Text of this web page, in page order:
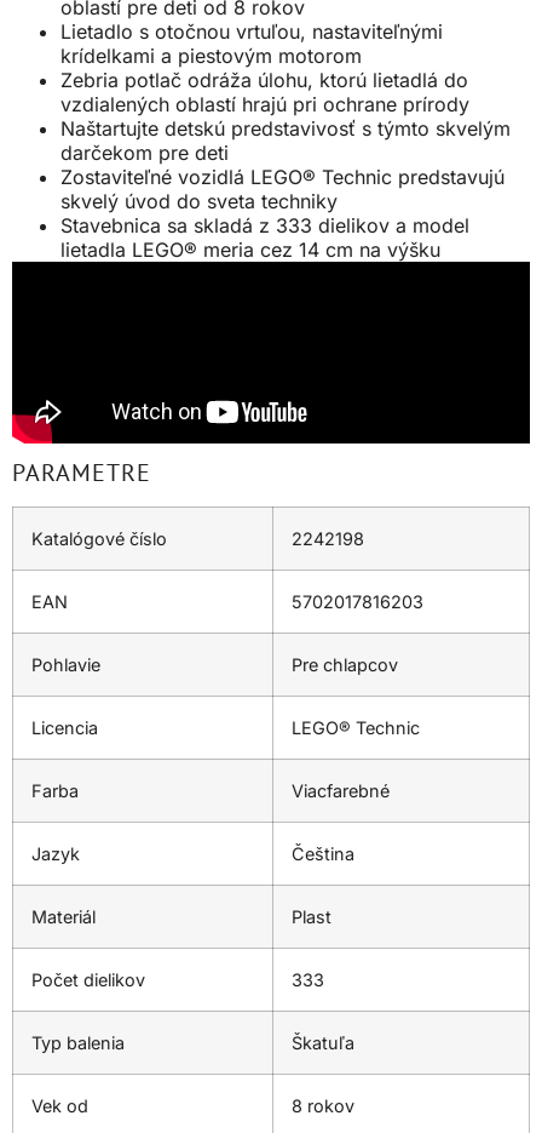
oblastí pre deti od 8 rokov
Lietadlo s otočnou vrtuľou, nastaviteľnými
krídelkami a piestovým motorom
Zebria potlač odráža úlohu, ktorú lietadlá do
vzdialených oblastí hrajú pri ochrane prírody
Naštartujte detskú predstavivosť s týmto skvelým
darčekom pre deti
Zostaviteľné vozidlá LEGO® Technic predstavujú
skvelý úvod do sveta techniky
Stavebnica sa skladá z 333 dielikov a model
lietadla LEGO® meria cez 14 cm na výšku
PARAMETRE
Katalógové číslo 2242198
EAN 5702017816203
Pohlavie Pre chlapcov
Licencia LEGO® Technic
Farba Viacfarebné
Jazyk Čeština
Materiál Plast
Počet dielikov 333
Typ balenia Škatuľa
Vek od 8 rokov